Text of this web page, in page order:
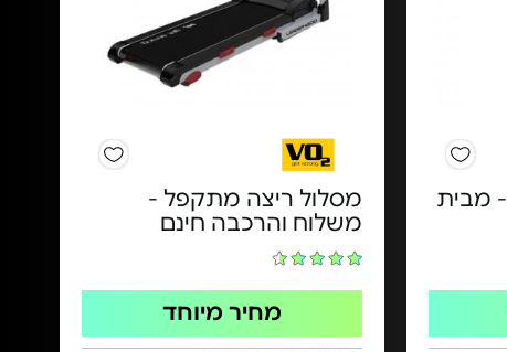
הליכון מתקפל 3 ב-1 - מבית
מסלול ריצה מתקפל -
משלוח והרכבה חינם
מחיר מיוחד